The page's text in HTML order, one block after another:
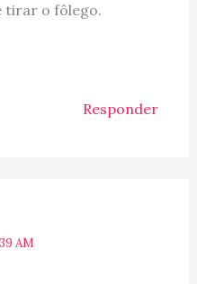
tirar o fôlego.
Responder
AM